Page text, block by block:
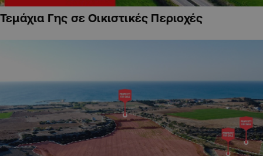
Τεμάχια Γης σε Οικιστικές Περιοχές